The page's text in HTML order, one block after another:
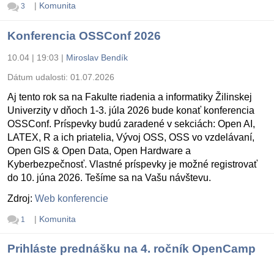
3 | Komunita
Konferencia OSSConf 2026
10.04 | 19:03 | Miroslav Bendík
Dátum udalosti: 01.07.2026
Aj tento rok sa na Fakulte riadenia a informatiky Žilinskej
Univerzity v dňoch 1-3. júla 2026 bude konať konferencia
OSSConf. Príspevky budú zaradené v sekciách: Open AI,
LATEX, R a ich priatelia, Vývoj OSS, OSS vo vzdelávaní,
Open GIS & Open Data, Open Hardware a
Kyberbezpečnosť. Vlastné príspevky je možné registrovať
do 10. júna 2026. Tešíme sa na Vašu návštevu.
Zdroj: Web konferencie
1 | Komunita
Prihláste prednášku na 4. ročník OpenCamp